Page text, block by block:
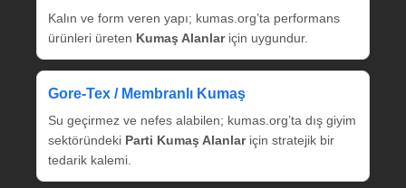
Kalın ve form veren yapı; kumas.org’ta performans
ürünleri üreten Kumaş Alanlariçin uygundur.
Gore‑Tex / Membranlı Kumaş
Su geçirmez ve nefes alabilen; kumas.org’ta dış giyim
sektöründeki Parti Kumaş Alanlariçin stratejik bir
tedarik kalemi.